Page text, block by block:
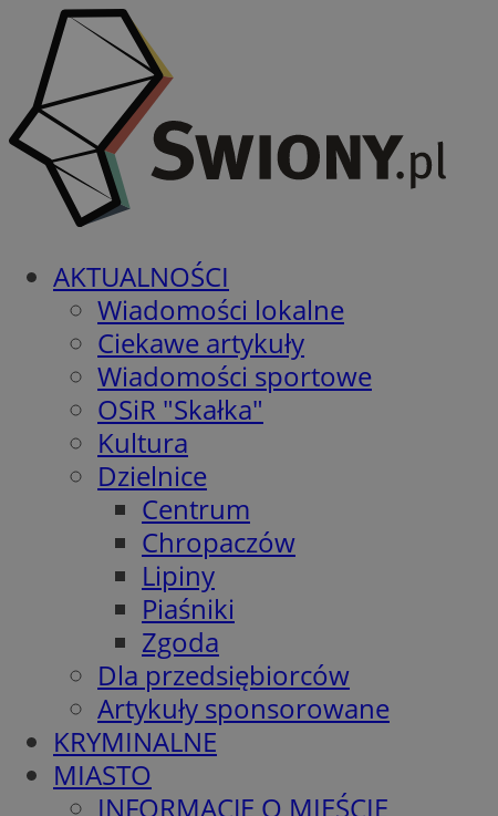
AKTUALNOŚCI
Wiadomości lokalne
Ciekawe artykuły
Wiadomości sportowe
OSiR "Skałka"
Kultura
Dzielnice
Centrum
Chropaczów
Lipiny
Piaśniki
Zgoda
Dla przedsiębiorców
Artykuły sponsorowane
KRYMINALNE
MIASTO
INFORMACJE O MIEŚCIE